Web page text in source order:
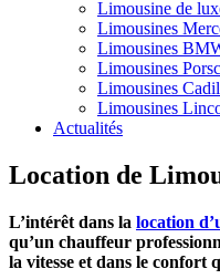
Limousine de
Limousines
Limousines
Limousines
Limousines
Limousines
Actualités
Location de
L’intérêt dans la location
qu’un chauffeur
la vitesse et dans le confort